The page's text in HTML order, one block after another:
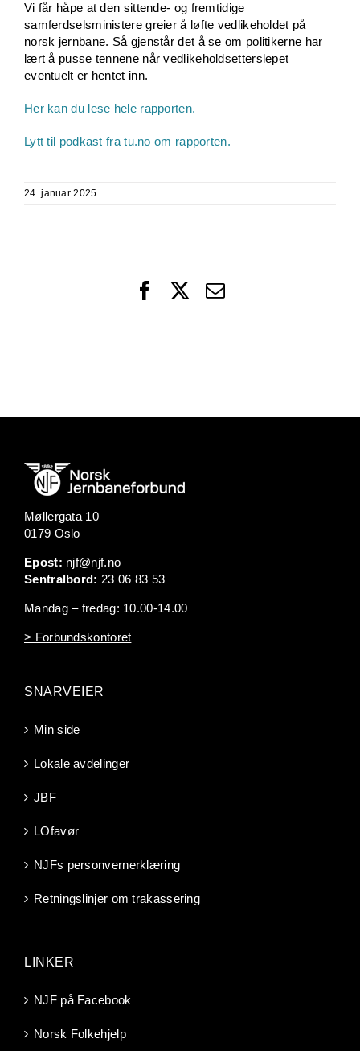
Vi får håpe at den sittende- og fremtidige
samferdselsministere greier å løfte vedlikeholdet på
norsk jernbane. Så gjenstår det å se om politikerne har
lært å pusse tennene når vedlikeholdsetterslepet
eventuelt er hentet inn.
Her kan du lese hele rapporten.
Lytt til podkast fra tu.no om rapporten.
24. januar 2025
FacebookEmail
Møllergata 10
0179 Oslo
Epost: njf@njf.no
Sentralbord: 23 06 83 53
Mandag – fredag: 10.00-14.00
> Forbundskontoret
SNARVEIER
Min side
Lokale avdelinger
JBF
LOfavør
NJFs personvernerklæring
Retningslinjer om trakassering
LINKER
NJF på Facebook
Norsk Folkehjelp